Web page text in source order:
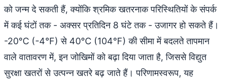
को जन्म दे सकती हैं, क्योंकि श्रमिक खतरनाक परिस्थितियों के संपर्क
में कई घंटों तक - अक्सर प्रतिदिन 8 घंटे तक - उजागर हो सकते हैं।
-20°C (-4°F) से 40°C (104°F) की सीमा में बदलते तापमान
वाले वातावरण में, इन जोखिमों को बढ़ा दिया जाता है, जिससे विद्युत
सुरक्षा खतरों से उत्पन्न खतरे बढ़ जाते हैं। परिणामस्वरूप, यह